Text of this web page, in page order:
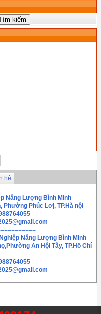
hệ
Năng Lượng Bình Minh
Phường Phúc Lơị, TP.Hà nội
Năng Lượng Bình Minh
An Hội Tây, TP.Hồ Chí